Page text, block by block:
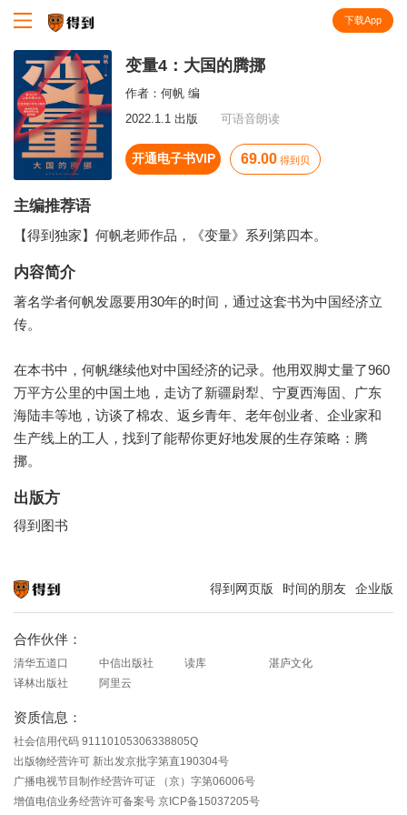
下载App
变量4：大国的腾挪
作者： 何帆 编
2022.1.1 出版
可语音朗读
开通电子书VIP 69.00 得到贝
主编推荐语
【得到独家】何帆老师作品，《变量》系列第四本。
内容简介
著名学者何帆发愿要用30年的时间，通过这套书为中国经济立
传。
在本书中，何帆继续他对中国经济的记录。他用双脚丈量了960
万平方公里的中国土地，走访了新疆尉犁、宁夏西海固、广东
海陆丰等地，访谈了棉农、返乡青年、老年创业者、企业家和
生产线上的工人，找到了能帮你更好地发展的生存策略：腾
挪。
出版方
得到图书
得到网页版 时间的朋友 企业版
合作伙伴：
清华五道口 中信出版社 读库
湛庐文化
译林出版社
阿里云
资质信息：
社会信用代码 91110105306338805Q
出版物经营许可 新出发京批字第直190304号
广播电视节目制作经营许可证 （京）字第06006号
增值电信业务经营许可备案号 京ICP备15037205号